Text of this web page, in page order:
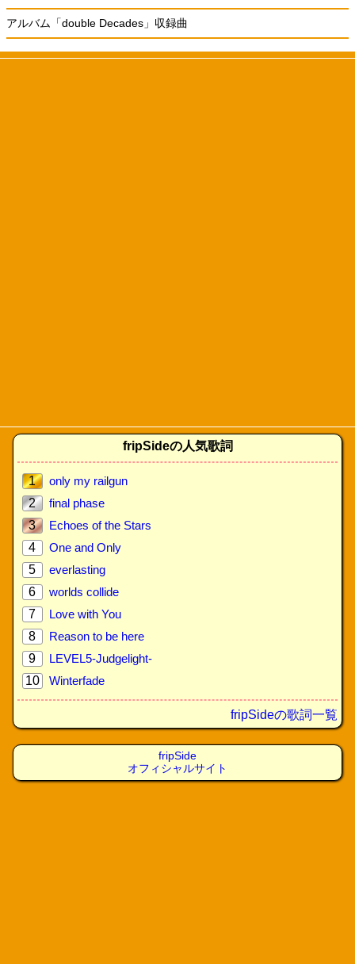
アルバム「double Decades」収録曲
fripSideの人気歌詞
1
only my railgun
2
final phase
3
Echoes of the Stars
4
One and Only
5
everlasting
6
worlds collide
7
Love with You
8
Reason to be here
9
LEVEL5-Judgelight-
10
Winterfade
fripSideの歌詞一覧
fripSide
オフィシャルサイト